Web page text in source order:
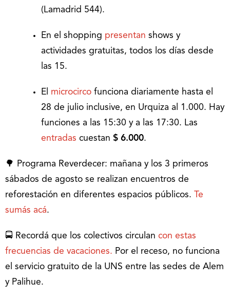
(Lamadrid 544).
En el shopping presentan shows y
actividades gratuitas, todos los días desde
las 15.
El microcirco funciona diariamente hasta el
28 de julio inclusive, en Urquiza al 1.000. Hay
funciones a las 15:30 y a las 17:30. Las
entradas cuestan $ 6.000.
🌳 Programa Reverdecer: mañana y los 3 primeros
sábados de agosto se realizan encuentros de
reforestación en diferentes espacios públicos.
Te
sumás acá.
🚍 Recordá que los colectivos circulan con estas
frecuencias de vacaciones. Por el receso, no funciona
el servicio gratuito de la UNS entre las sedes de Alem
y Palihue.